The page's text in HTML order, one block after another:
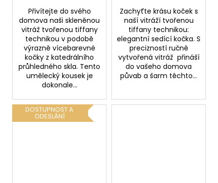
Přivítejte do svého
domova naši skleněnou
vitráž tvořenou tiffany
technikou v podobě
výrazně vícebarevné
kočky z katedrálního
průhledného skla. Tento
umělecký kousek je
dokonale...
Zachyťte krásu koček s
naší vitráží tvořenou
tiffany technikou:
elegantní sedící kočka. S
precizností ručně
vytvořená vitráž přináší
do vašeho domova
půvab a šarm těchto...
DOSTUPNOST A
ODESLÁNÍ